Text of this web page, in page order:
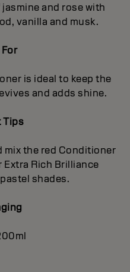
and rose with
vanilla and musk.
is ideal to keep the
and adds shine.
Tips
mix the red Conditioner
Rich Brilliance
shades.